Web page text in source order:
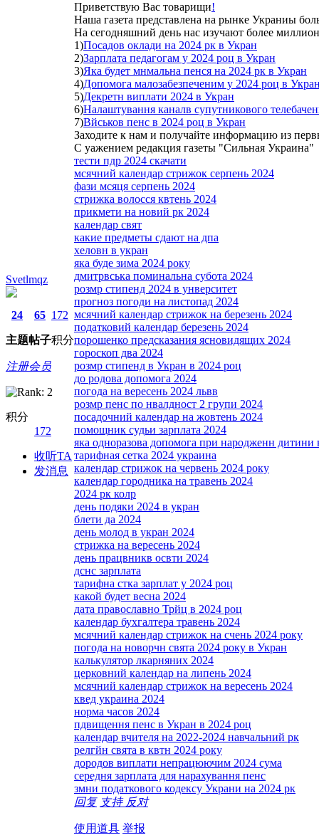
Svetlmqz
24
主题
65
帖子
172
积分
注册会员
积分
172
收听TA
发消息
Приветствую Вас товарищи!
Наша газета представлена на рынке Украниы
На сегодняшний день нас изучают более
1)Посадов оклади на 2024 рк в Укран
2)Зарплата педагогам у 2024 роц в Укран
3)Яка будет мнмальна пенся на 2024 рк в Укран
4)Допомога малозабезпеченим у 2024 роц в
5)Декретн виплати 2024 в Укран
6)Налаштування каналв супутникового
7)Вйськов пенс в 2024 роц в Укран
Заходите к нам и получайте информацию из
С уажением редакция газеты "Сильная Украина"
тести пдр 2024 скачати
мсячний календар стрижок серпень 2024
фази мсяця серпень 2024
стрижка волосся квтень 2024
прикмети на новий рк 2024
календар свят
какие предметы сдают на дпа
хеловн в укран
яка буде зима 2024 року
дмитрвська поминальна субота 2024
розмр стипенд 2024 в унверситет
прогноз погоди на листопад 2024
мсячний календар стрижок на березень 2024
податковий календар березень 2024
порошенко предсказания ясновидящих 2024
гороскоп два 2024
розмр стипенд в Укран в 2024 роц
до родова допомога 2024
погода на вересень 2024 львв
розмр пенс по нвалдност 2 групи 2024
посадочний календар на жовтень 2024
помощник судьи зарплата 2024
яка одноразова допомога при народженн дитини
тарифная сетка 2024 украина
календар стрижок на червень 2024 року
календар городника на травень 2024
2024 рк колр
день подяки 2024 в укран
блети да 2024
день молод в укран 2024
стрижка на вересень 2024
день працвникв освти 2024
дснс зарплата
тарифна стка зарплат у 2024 роц
какой будет весна 2024
дата православно Трйц в 2024 роц
календар бухгалтера травень 2024
мсячний календар стрижок на счень 2024 року
погода на новорчн свята 2024 року в Укран
калькулятор лкарняних 2024
церковний календар на липень 2024
мсячний календар стрижок на вересень 2024
квед украина 2024
норма часов 2024
пдвищення пенс в Укран в 2024 роц
календар вчителя на 2022-2024 навчальний рк
релгйн свята в квтн 2024 року
дородов виплати непрацюючим 2024 сума
середня зарплата для нарахування пенс
змни податкового кодексу Украни на 2024 рк
回复 支持 反对
使用道具 举报